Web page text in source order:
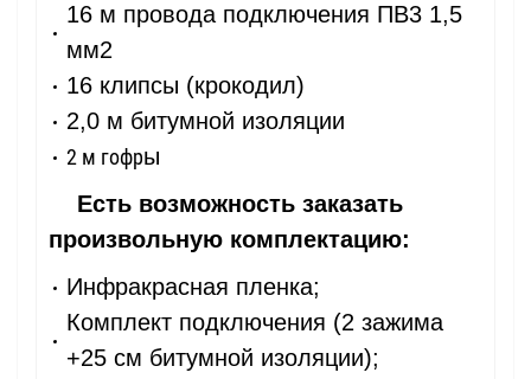
16 м провода подключения ПВ3 1,5
мм2
16 клипсы (крокодил)
2,0 м битумной изоляции
2 м гофры
Есть возможность заказать
произвольную комплектацию:
Инфракрасная пленка;
Комплект подключения (2 зажима
+25 см битумной изоляции);